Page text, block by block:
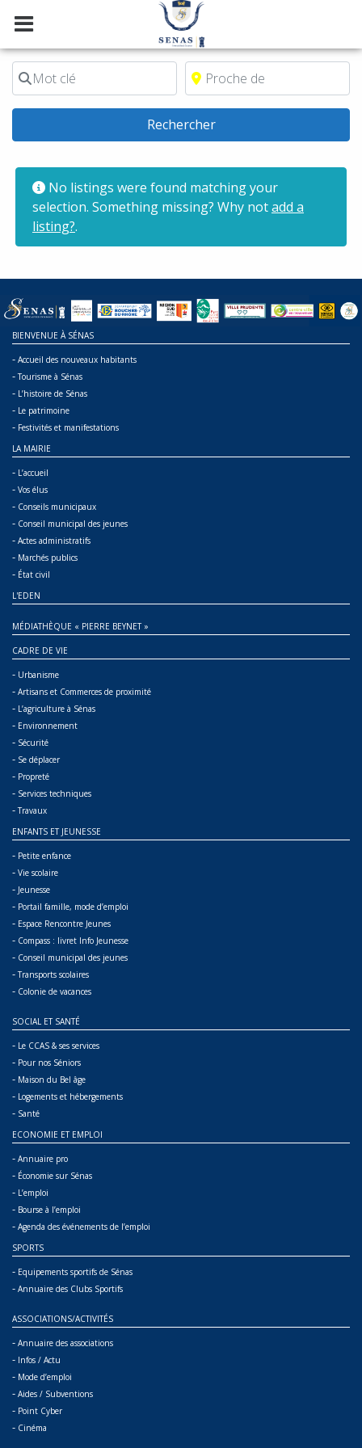
Mot clé Proche de
RechercherRechercher
No listings were found matching your
selection. Something missing? Why notadd a
listing?.
BIENVENUE À SÉNAS
- Accueil des nouveaux habitants
-Tourisme à Sénas
- L’histoire de Sénas
- Le patrimoine
- Festivités et manifestations
LA MAIRIE
- L’accueil
- Vos élus
- Conseils municipaux
- Conseil municipal des jeunes
- Actes administratifs
- Marchés publics
- État civil
L'EDEN
MÉDIATHÈQUE « PIERRE BEYNET »
CADRE DE VIE
- Urbanisme
- Artisans et Commerces de proximité
- L’agriculture à Sénas
- Environnement
- Sécurité
- Se déplacer
- Propreté
- Services techniques
-Travaux
ENFANTS ET JEUNESSE
- Petite enfance
- Vie scolaire
- Jeunesse
- Portail famille, mode d’emploi
- Espace Rencontre Jeunes
- Compass : livret Info Jeunesse
- Conseil municipal des jeunes
-Transports scolaires
- Colonie de vacances
SOCIAL ET SANTÉ
- Le CCAS & ses services
- Pour nos Séniors
- Maison du Bel âge
- Logements et hébergements
- Santé
ECONOMIE ET EMPLOI
- Annuaire pro
- Économie sur Sénas
- L’emploi
- Bourse à l’emploi
- Agenda des événements de l’emploi
SPORTS
- Equipements sportifs de Sénas
- Annuaire des Clubs Sportifs
ASSOCIATIONS/ACTIVITÉS
- Annuaire des associations
- Infos / Actu
- Mode d’emploi
- Aides / Subventions
- Point Cyber
- Cinéma